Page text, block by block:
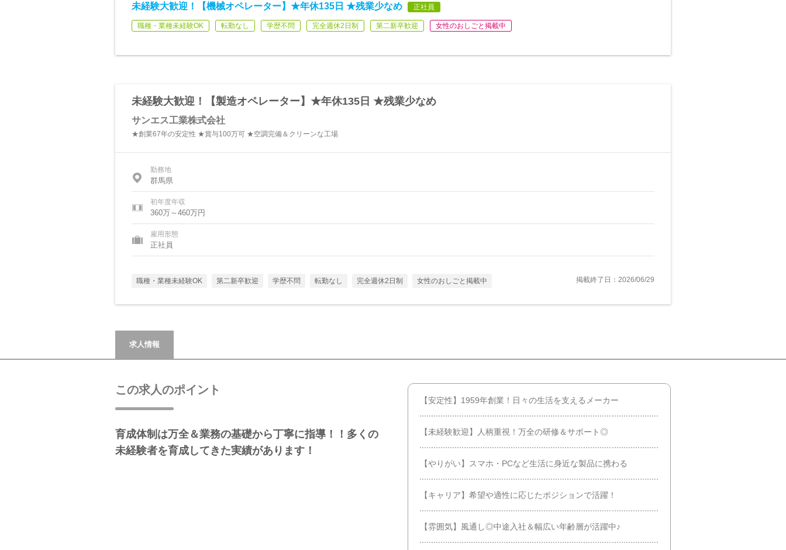
未経験大歓迎！【機械オペレーター】★年休135日 ★残業少なめ 正社員
職種・業種未経験OK 転勤なし 学歴不問 完全週休2日制 第二新卒歓迎 女性のおしごと掲載中
未経験大歓迎！【製造オペレーター】★年休135日 ★残業少なめ
サンエス工業株式会社
★創業67年の安定性 ★賞与100万可 ★空調完備＆クリーンな工場
勤務地
群馬県
初年度年収
360万～460万円
雇用形態
正社員
職種・業種未経験OK 第二新卒歓迎 学歴不問 転勤なし 完全週休2日制 女性のおしごと掲載中 掲載終了日：2026/06/29
求人情報
この求人のポイント
育成体制は万全＆業務の基礎から丁寧に指導！！多くの
未経験者を育成してきた実績があります！
【安定性】1959年創業！日々の生活を支えるメーカー
【未経験歓迎】人柄重視！万全の研修＆サポート◎
【やりがい】スマホ・PCなど生活に身近な製品に携わる
【キャリア】希望や適性に応じたポジションで活躍！
【雰囲気】風通し◎中途入社＆幅広い年齢層が活躍中♪